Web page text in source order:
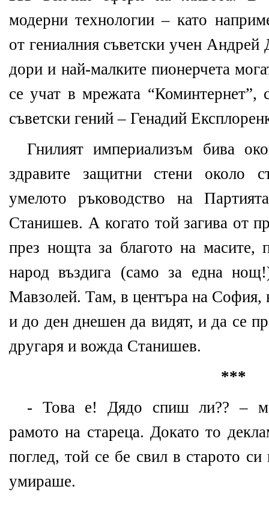
модерни технологии – като
от гениалния съветски учен
дори и най-малките пионерчета
се учат в мрежата “Коминтернет”,
съветски гений – Генадий
Гнилият империализъм бива
здравите защитни стени около
умелото ръководство на
Станишев. А когато той загива от
през нощта за благото на масите,
народ въздига (само за една
Мавзолей. Там, в центъра на София,
и до ден днешен да видят, и да се
другаря и вожда Станишев.
***
- Това е! Дядо спиш ли?? –
рамото на стареца. Докато то
поглед, той се бе свил в старото
умираше.